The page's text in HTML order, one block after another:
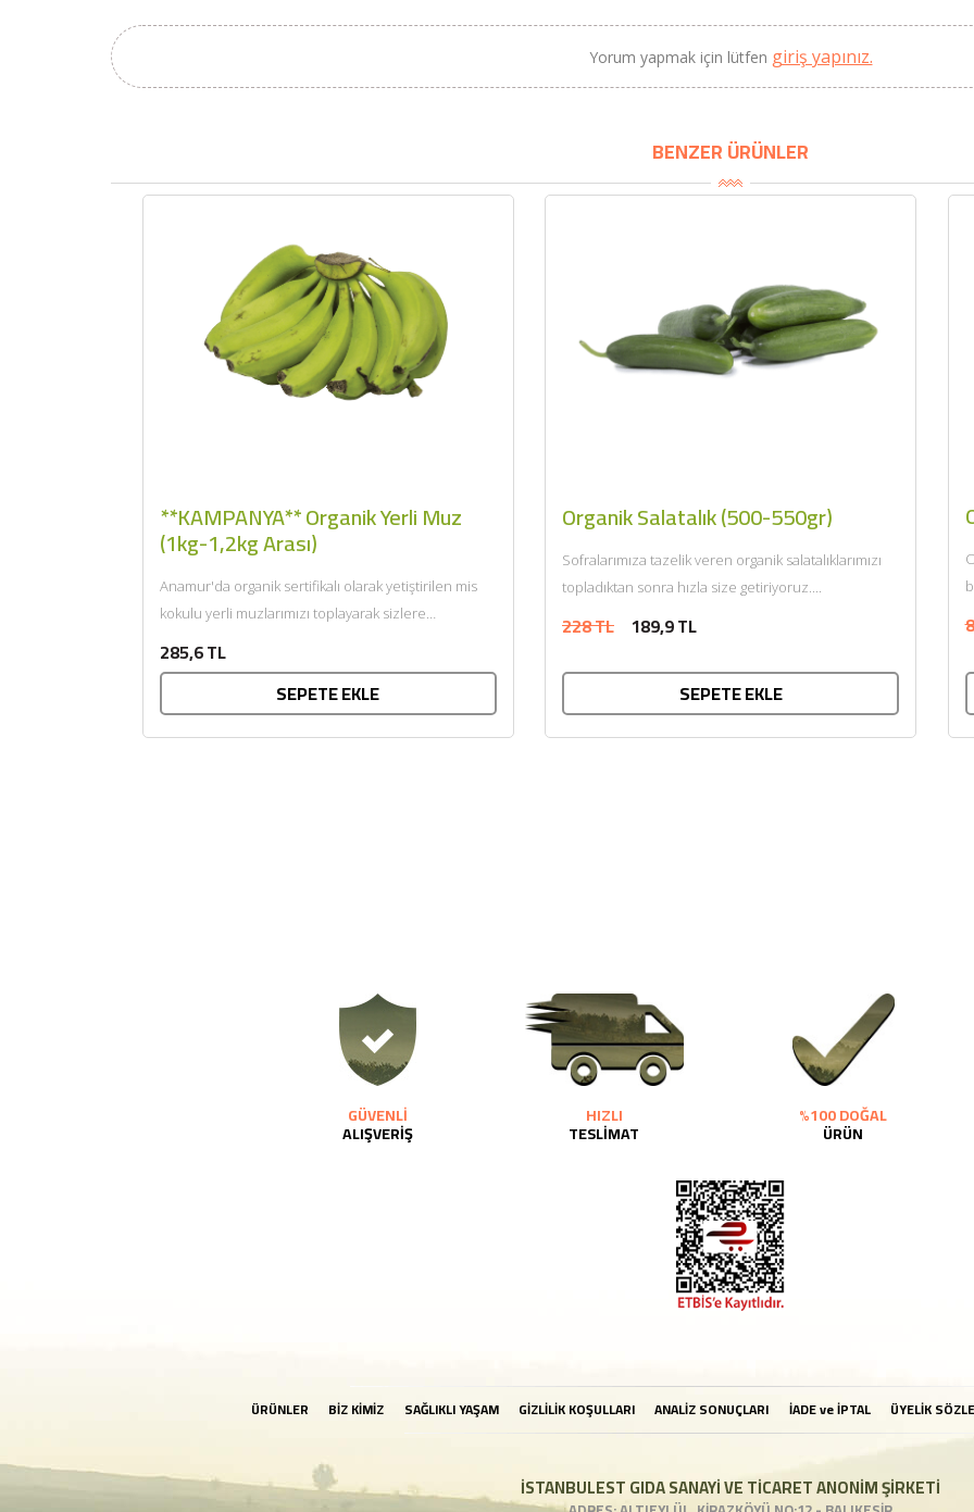
Yorum yapmak için lütfen giriş yapınız.
BENZER ÜRÜNLER
**KAMPANYA** Organik Yerli Muz
(1kg-1,2kg Arası)
Anamur'da organik sertifikalı olarak yetiştirilen mis
kokulu yerli muzlarımızı toplayarak sizlere
285,6 TL
SEPETE EKLE
Organik Salatalık (500-550gr)
Sofralarımıza tazelik veren organik salatalıklarımızı
topladıktan sonra hızla size getiriyoruz....
228 TL 189,9 TL
SEPETE EKLE
GÜVENLİ
ALIŞVERİŞ
HIZLI
TESLİMAT
%100 DOĞAL
ÜRÜN
ÜRÜNLER BİZ KİMİZ SAĞLIKLI YAŞAM GİZLİLİK KOŞULLARI ANALİZ SONUÇLARI İADE ve İPTAL ÜYELİK
İSTANBULEST GIDA SANAYİ VE TİCARET ANONİM ŞİRKETİ